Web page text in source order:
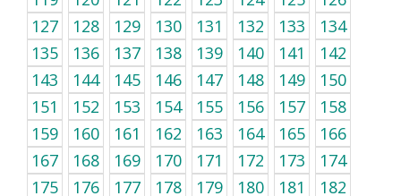
127
128 129 130 131 132 133
134
135
136 137 138 139 140 141
142
143
144 145 146 147 148 149
150
151
152 153 154 155 156 157
158
159
160 161 162 163 164 165
166
167
168 169 170 171 172 173
174
175
176 177 178 179 180 181
182